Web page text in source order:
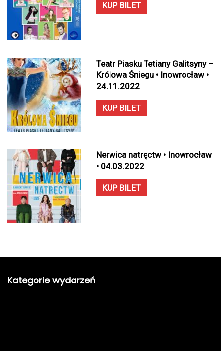
KUP BILET
Teatr Piasku Tetiany Galitsyny –
Królowa Śniegu • Inowrocław •
24.11.2022
KUP BILET
Nerwica natręctw • Inowrocław
• 04.03.2022
KUP BILET
Kategorie wydarzeń